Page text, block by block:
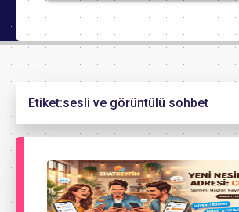
Etiket:sesli ve görüntülü sohbet